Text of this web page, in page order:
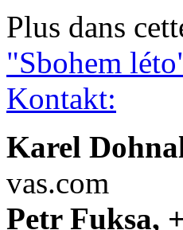
Plus dans
"Sbohem
Kontakt:
Karel
vas.com
Petr Fuksa,